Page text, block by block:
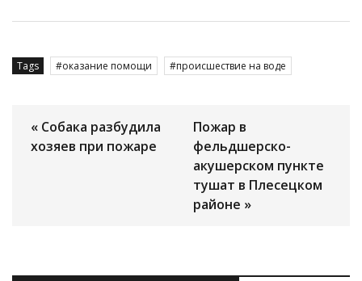
Tags оказание помощи происшествие на воде
« Собака разбудила
хозяев при пожаре
Пожар в
фельдшерско-
акушерском пункте
тушат в Плесецком
районе »